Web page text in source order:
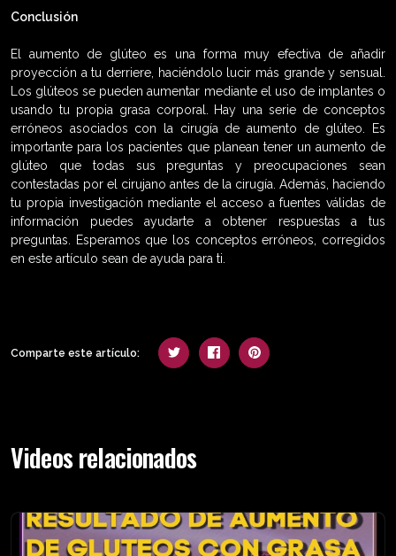
Conclusión
El aumento de glúteo es una forma muy efectiva de añadir
proyección a tu derriere, haciéndolo lucir más grande y sensual.
Los glúteos se pueden aumentar mediante el uso de implantes o
usando tu propia grasa corporal. Hay una serie de conceptos
erróneos asociados con la cirugía de aumento de glúteo. Es
importante para los pacientes que planean tener un aumento de
glúteo que todas sus preguntas y preocupaciones sean
contestadas por el cirujano antes de la cirugía. Además, haciendo
tu propia investigación mediante el acceso a fuentes válidas de
información puedes ayudarte a obtener respuestas a tus
preguntas. Esperamos que los conceptos erróneos, corregidos
en este artículo sean de ayuda para ti.
Comparte este artículo:
Videos relacionados